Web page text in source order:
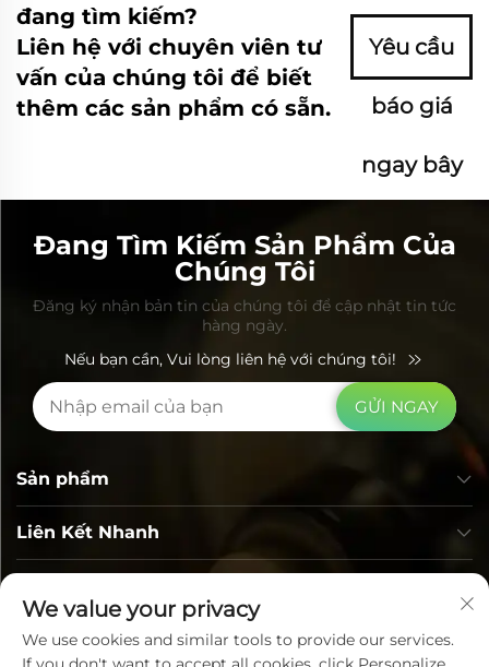
đang tìm kiếm?
Liên hệ với chuyên viên tư
vấn của chúng tôi để biết
thêm các sản phẩm có sẵn.
Yêu cầu
báo giá
ngay bây
Đang Tìm Kiếm Sản Phẩm Của
Chúng Tôi
Đăng ký nhận bản tin của chúng tôi để cập nhật tin tức
hàng ngày.
Nếu bạn cần, Vui lòng liên hệ với chúng tôi!
GỬI NGAY
Liên Kết Nhanh
Sản phẩm
We value your privacy
We use cookies and similar tools to provide our services.